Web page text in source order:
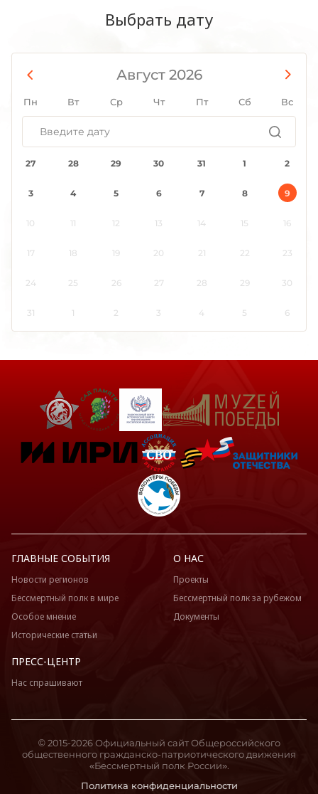
Выбрать дату
Август 2026
Пн Вт Ср Чт Пт Сб Вс
27 28 29 30 31 1 2
3 4 5 6 7 8 9
10 11 12 13 14 15 16
17 18 19 20 21 22 23
24 25 26 27 28 29 30
31 1 2 3 4 5 6
ГЛАВНЫЕ СОБЫТИЯ
Новости регионов
Бессмертный полк в мире
Особое мнение
Исторические статьи
О НАС
Проекты
Бессмертный полк за рубежом
Документы
ПРЕСС-ЦЕНТР
Нас спрашивают
Политика конфиденциальности
© 2015-2026 Официальный сайт Общероссийского
общественного гражданско-патриотического движения
«Бессмертный полк России».